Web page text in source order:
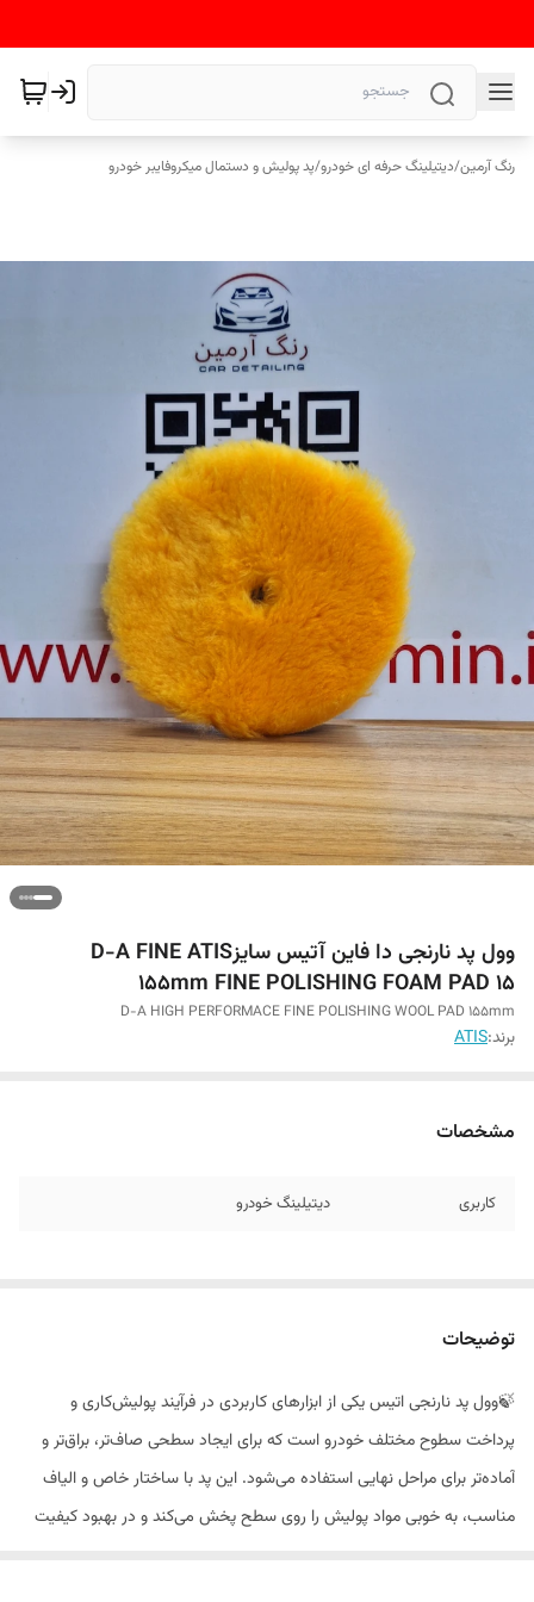
رنگ آرمین/دیتیلینگ حرفه ای خودرو/پد پولیش و دستمال میکروفایبر خودرو
وول پد نارنجی دا فاین آتیس سایزD-A FINE ATIS
155mm FINE POLISHING FOAM PAD ۱۵
D-A HIGH PERFORMACE FINE POLISHING WOOL PAD 155mm
برند:ATIS
مشخصات
کاربری دیتیلینگ خودرو
توضیحات
🍃وول پد نارنجی اتیس یکی از ابزارهای کاربردی در فرآیند پولیش‌کاری و
پرداخت سطوح مختلف خودرو است که برای ایجاد سطحی صاف‌تر، براق‌تر و
آماده‌تر برای مراحل نهایی استفاده می‌شود. این پد با ساختار خاص و الیاف
مناسب، به خوبی مواد پولیش را روی سطح پخش می‌کند و در بهبود کیفیت